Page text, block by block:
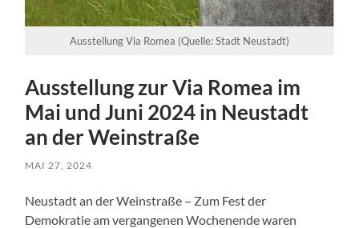
Ausstellung Via Romea (Quelle: Stadt Neustadt)
Ausstellung zur Via Romea im
Mai und Juni 2024 in Neustadt
an der Weinstraße
MAI 27, 2024
Neustadt an der Weinstraße – Zum Fest der
Demokratie am vergangenen Wochenende waren